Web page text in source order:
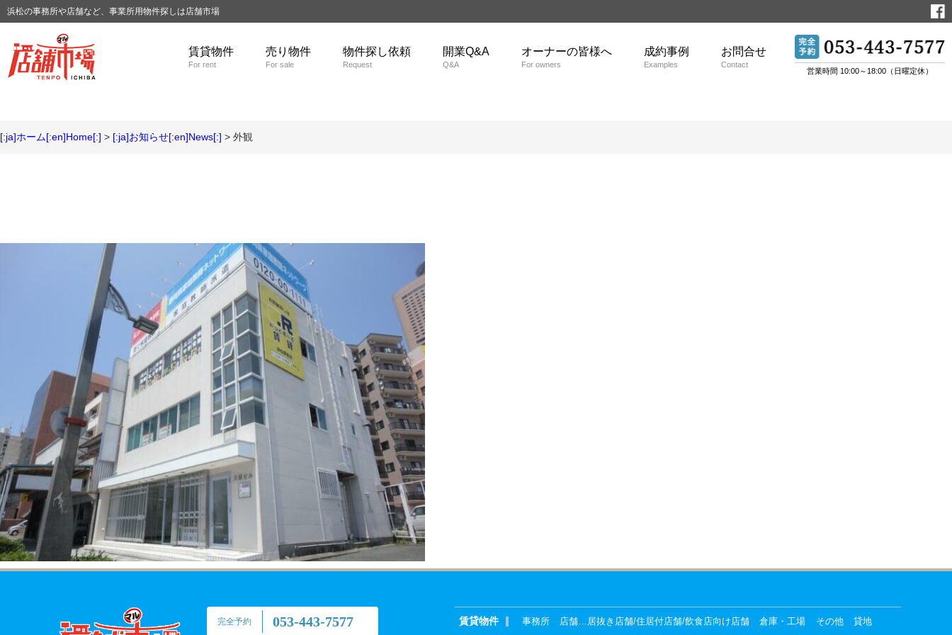
浜松の事務所や店舗など、事業所用物件探しは店舗市場
賃貸物件
For rent
売り物件
For sale
物件探し依頼
Request
開業Q&A
Q&A
オーナーの皆様へ
For owners
成約事例
Examples
お問合せ
Contact
営業時間 10:00～18:00（日曜定休）
[:ja]ホーム[:en]Home[:] > [:ja]お知らせ[:en]News[:] > 外観
完全予約 053-443-7577 賃貸物件 事務所 店舗…居抜き店舗/住居付店舗/飲食店向け店舗 倉庫・工場 その他 貸地